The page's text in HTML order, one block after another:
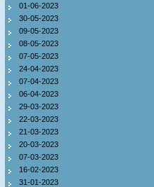
01-06-2023
30-05-2023
09-05-2023
08-05-2023
07-05-2023
24-04-2023
07-04-2023
06-04-2023
29-03-2023
22-03-2023
21-03-2023
20-03-2023
07-03-2023
16-02-2023
31-01-2023